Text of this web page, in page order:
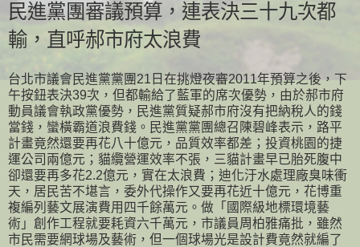
民進黨團審議預算，連表決三十九次都
輸，直呼郝市府太浪費
台北市議會民進黨黨團21日在挑燈夜審2011年預算之後，下
午按鈕表決39次，但都輸給了藍軍的席次優勢，由於郝市府
動員議會執政黨優勢，民進黨質疑郝市府沒有把納稅人的錢
當錢，蠻橫霸道浪費錢。民進黨黨團總召陳碧峰表示，路平
計畫竟然還要再花八十億元，品質效率都差；投資桃園的捷
運公司兩億元；貓纜營運效率不張，三貓計畫早已胎死腹中
卻還要再多花2.2億元，實在太浪費；迪化汙水處理廠臭味衝
天，居民苦不堪言，委外代操作又要再花近十億元，花博重
複編列藝文展演費用四千餘萬元。做「國際級地標環境藝
術」創作工程就要耗資六千萬元，市議員周柏雅痛批，雖然
市民需要網球場及藝術，但一個球場光是設計費竟然就編了